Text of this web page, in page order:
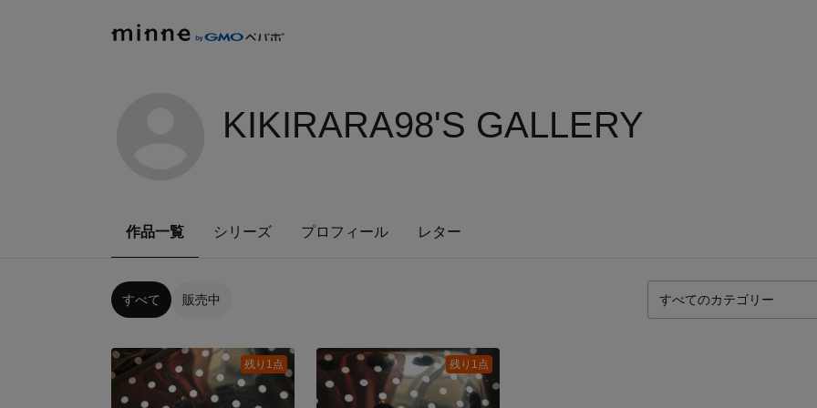
KIKIRARA98'S GALLERY
作品一覧 シリーズ プロフィール レター
すべて 販売中
残り1点 残り1点